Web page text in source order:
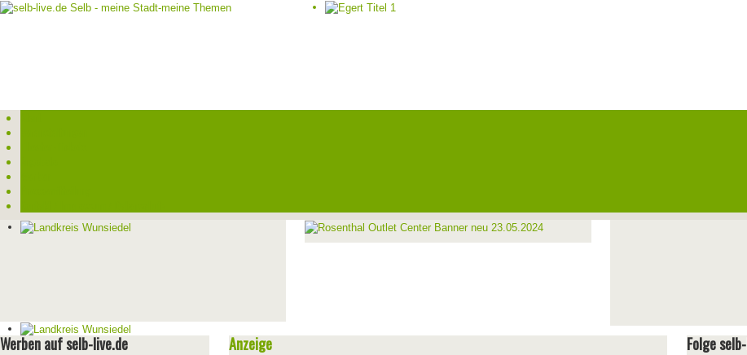
Werben auf selb-live.de Anzeige Folge